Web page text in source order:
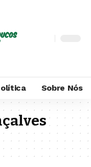
Sobre Nós